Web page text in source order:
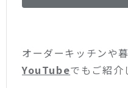
オーダーキッチンや
YouTubeでもご紹介